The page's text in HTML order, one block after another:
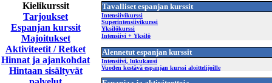
Kielikurssit
Tarjoukset
Espanjan kurssit
Majoitukset
Aktiviteetit / Retket
Hinnat ja ajankohdat
Hintaan sisältyvät
Tavalliset espanjan kurssit
Intensiivikurssi
Superintensiivikurssi
Yksilökurssi
Intensiivi + Yksilö
Alennetut espanjan kurssit
Intensiivi, lukukausi
Vuoden kestävä espanjan kurssi aloittelijoille